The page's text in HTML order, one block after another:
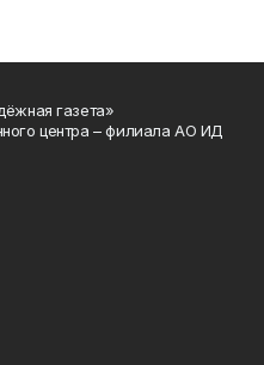
газета»
центра – филиала АО ИД